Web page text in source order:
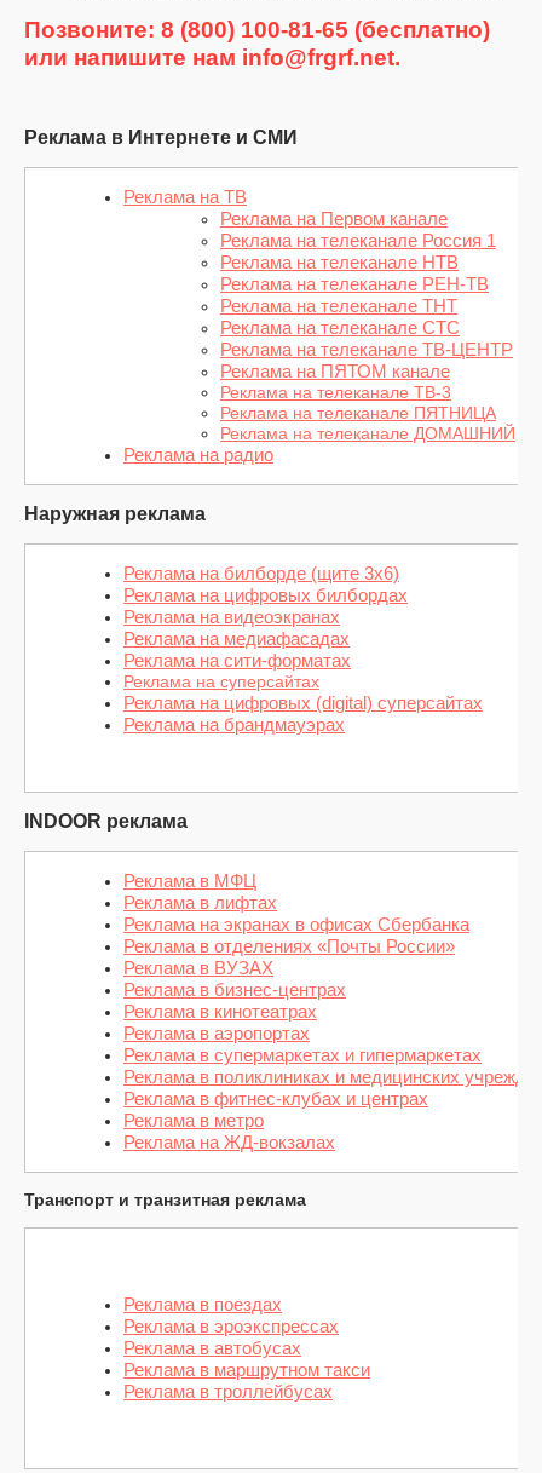
Позвоните: 8 (800) 100-81-65 (бесплатно)
или напишите нам info@frgrf.net.
Реклама в Интернете и СМИ
Реклама на ТВ
Реклама на Первом канале
Реклама на телеканале Россия 1
Реклама на телеканале НТВ
Реклама на телеканале РЕН-ТВ
Реклама на телеканале ТНТ
Реклама на телеканале СТС
Реклама на телеканале ТВ-ЦЕНТР
Реклама на ПЯТОМ канале
Реклама на телеканале ТВ-3
Реклама на телеканале ПЯТНИЦА
Реклама на телеканале ДОМАШНИЙ
Реклама на радио
Наружная реклама
Реклама на билборде (щите 3х6)
Реклама на цифровых билбордах
Реклама на видеоэкранах
Реклама на медиафасадах
Реклама на сити-форматах
Реклама на суперсайтах
Реклама на цифровых (digital) суперсайтах
Реклама на брандмауэрах
INDOOR реклама
Реклама в МФЦ
Реклама в лифтах
Реклама на экранах в офисах Сбербанка
Реклама в отделениях «Почты России»
Реклама в ВУЗАХ
Реклама в бизнес-центрах
Реклама в кинотеатрах
Реклама в аэропортах
Реклама в супермаркетах и гипермаркетах
Реклама в поликлиниках и медицинских
Реклама в фитнес-клубах и центрах
Реклама в метро
Реклама на ЖД-вокзалах
Транспорт и транзитная реклама
Реклама в поездах
Реклама в эроэкспрессах
Реклама в автобусах
Реклама в маршрутном такси
Реклама в троллейбусах